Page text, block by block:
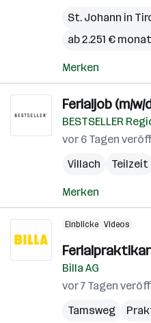
St. Johann in
ab 2.251 €
Merken
Ferialjob (m/w/
BESTSELLER
vor 6 Tagen
Villach
Teilzeit
Merken
Einblicke Videos
Billa AG
vor 7 Tagen
Tamsweg